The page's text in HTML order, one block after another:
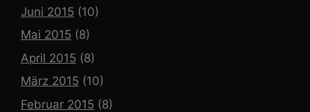
Juni 2015 (10)
Mai 2015 (8)
April 2015 (8)
März 2015 (10)
Februar 2015 (8)